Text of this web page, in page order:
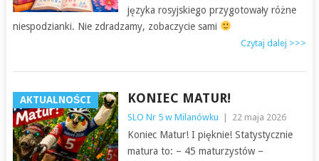
języka rosyjskiego przygotowały różne
niespodzianki. Nie zdradzamy, zobaczycie sami
Czytaj dalej >>>
AKTUALNOŚCI KONIEC MATUR!
SLO Nr 5 w Milanówku 22 maja 2026
Koniec Matur! I pięknie! Statystycznie
matura to: – 45 maturzystów –